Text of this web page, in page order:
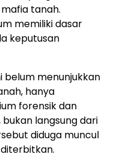
tanah.
memiliki dasar
keputusan
belum menunjukkan
hanya
forensik dan
langsung dari
diduga muncul